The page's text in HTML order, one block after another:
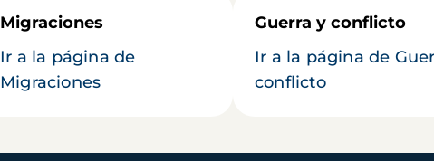
Migraciones
Ir a la página de
Migraciones
Guerra y conflicto
Ir a la página de
conflicto